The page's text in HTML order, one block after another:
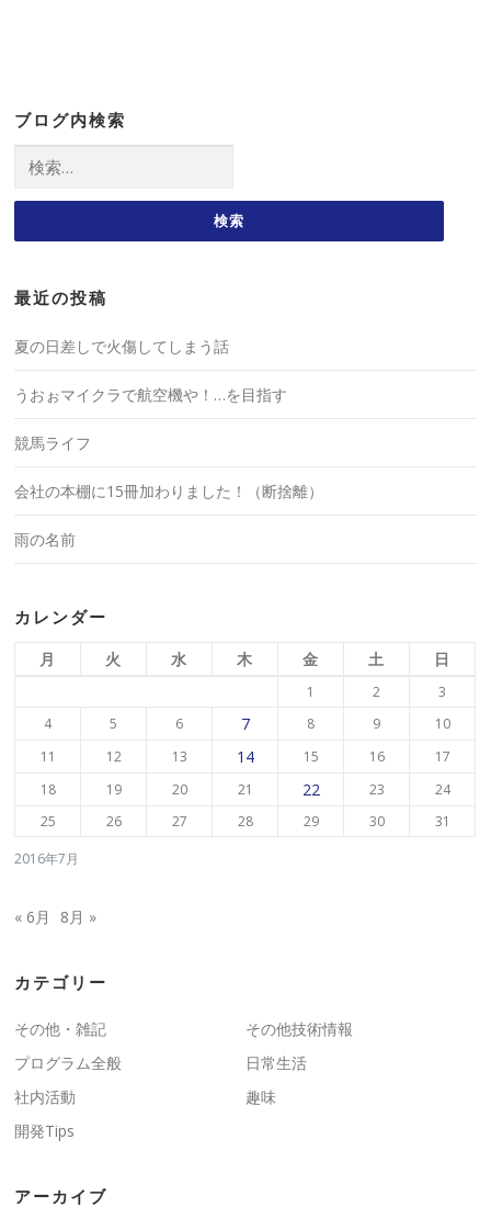
ブログ内検索
索:
最近の投稿
夏の日差しで火傷してしまう話
うおぉマイクラで航空機や！…を目指す
競馬ライフ
会社の本棚に15冊加わりました！（断捨離）
雨の名前
カレンダー
2016年7月
月 火 水 木 金 土 日
1 2
3
4
5 6 7 8 9
10
11
12 13 14 15 16
17
18
19 20 21 22 23
24
25
26 27 28 29 30 31
« 6月 8月 »
カテゴリー
その他・雑記
その他技術情報
プログラム全般
日常生活
社内活動
趣味
開発Tips
アーカイブ